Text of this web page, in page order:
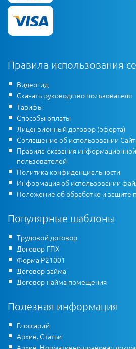
Правила использования
Видеогид
Скачать руководство пользователя
Тарифы
Способы оплаты
Лицензионный договор (оферта)
Соглашение об использовании
Правила оказания
пользователей
Политика конфиденциальности
Информация об использовании
Положение об обработке и защите
Популярные шаблоны
Трудовой договор
Договор ГПХ
Форма Р21001
Договор займа
Договор найма помещения
Полезная информация
Глоссарий
Архив. Статьи